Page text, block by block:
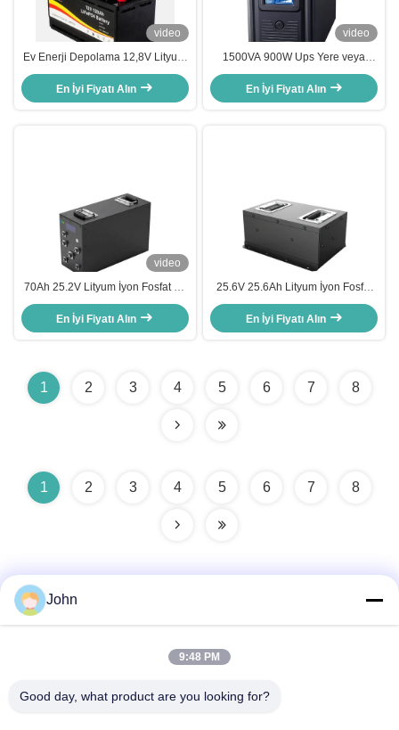
video
Ev Enerji Depolama 12,8V Lityum
Demir Fosfat Pil 12V 120Ah
Lityum iyon LFP BMS ile Pil Paketi
En İyi Fiyatı Alın
video
1500VA 900W Ups Yere veya
duvara monte edilmiş kurulum ve
performans için şarj edilebilir
enerji depolama lityum pil
En İyi Fiyatı Alın
video
70Ah 25.2V Lityum İyon Fosfat Pil
Değiştirme Uzun Döngü Hayatı
En İyi Fiyatı Alın
25.6V 25.6Ah Lityum İyon Fosfat
Pil Paketi 48V 20Ah Lityum İyon
Pil
En İyi Fiyatı Alın
1 2 3 4 5 6 7 8
1 2 3 4 5 6 7 8
John
9:48 PM
Good day, what product are you looking for?